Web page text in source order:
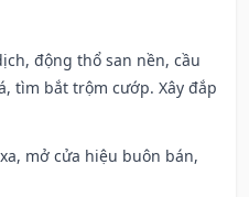
động thổ san nền, cầu
tìm bắt trộm cướp. Xây đắp
mở cửa hiệu buôn bán,